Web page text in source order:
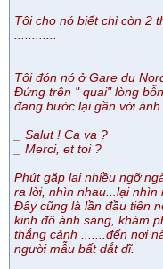
Tôi cho nó biết chỉ còn 2
Tôi đón nó ở Gare du
Đứng trên " quai" lòng
đang bước lại gần với
_ Salut ! Ca va ?
_ Merci, et toi ?
Phút gặp lại nhiều ngỡ
ra lời, nhìn nhau...lại nhìn
Đây cũng là lần đầu tiên
kinh đô ánh sáng, khám
thắng cảnh .......đến nơi
người mẫu bất dắt dĩ.